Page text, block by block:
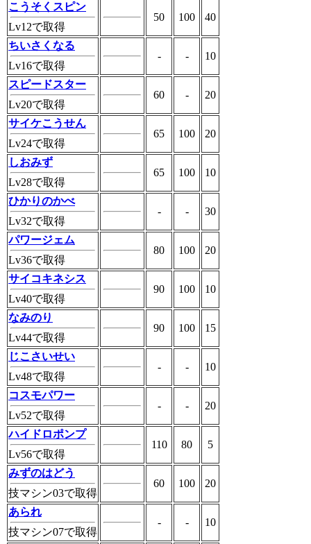
こうそくスピン
Lv12で取得
50 100 40
ちいさくなる
Lv16で取得
- - 10
スピードスター
Lv20で取得
60 - 20
サイケこうせん
Lv24で取得
65 100 20
しおみず
Lv28で取得
65 100 10
ひかりのかべ
Lv32で取得
- - 30
パワージェム
Lv36で取得
80 100 20
サイコキネシス
Lv40で取得
90 100 10
なみのり
Lv44で取得
90 100 15
じこさいせい
Lv48で取得
- - 10
コスモパワー
Lv52で取得
- - 20
ハイドロポンプ
Lv56で取得
110 80 5
みずのはどう
技マシン03で取得
60 100 20
あられ
技マシン07で取得
- - 10